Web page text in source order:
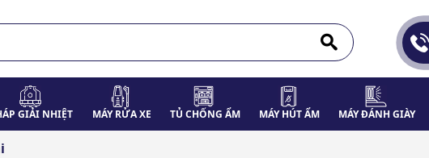
GIẢI NHIỆT MÁY RỬA XE TỦ CHỐNG ẨM MÁY HÚT ẨM MÁY ĐÁNH GIÀY